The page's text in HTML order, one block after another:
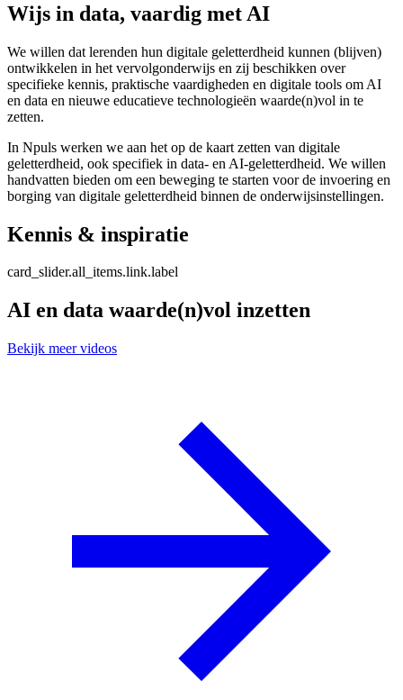
Wijs in data, vaardig met AI
We willen dat lerenden hun digitale geletterdheid kunnen (blijven)
ontwikkelen in het vervolgonderwijs en zij beschikken over
specifieke kennis, praktische vaardigheden en digitale tools om AI
en data en nieuwe educatieve technologieën waarde(n)vol in te
zetten.
In Npuls werken we aan het op de kaart zetten van digitale
geletterdheid, ook specifiek in data- en AI-geletterdheid. We willen
handvatten bieden om een beweging te starten voor de invoering en
borging van digitale geletterdheid binnen de onderwijsinstellingen.
Kennis & inspiratie
card_slider.all_items.link.label
AI en data waarde(n)vol inzetten
Bekijk meer videos